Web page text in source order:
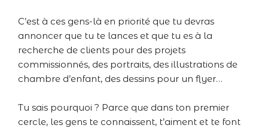
C’est à ces gens-là en priorité que tu devras
annoncer que tu te lances et que tu es à la
recherche de clients pour des projets
commissionnés, des portraits, des illustrations de
chambre d’enfant, des dessins pour un flyer…
Tu sais pourquoi ? Parce que dans ton premier
cercle, les gens te connaissent, t’aiment et te font